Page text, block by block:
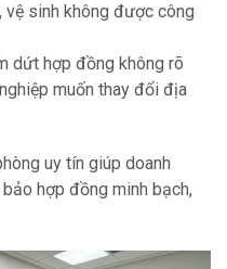
sinh không được công
dứt hợp đồng không rõ
muốn thay đổi địa
uy tín giúp doanh
hợp đồng minh bạch,